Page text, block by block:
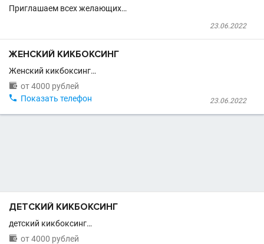
Приглашаем всех желающих…
23.06.2022
ЖЕНСКИЙ КИКБОКСИНГ
Женский кикбоксинг…
 от 4000 рублей
23.06.2022
 Показать телефон
ДЕТСКИЙ КИКБОКСИНГ
детский кикбоксинг…
 от 4000 рублей